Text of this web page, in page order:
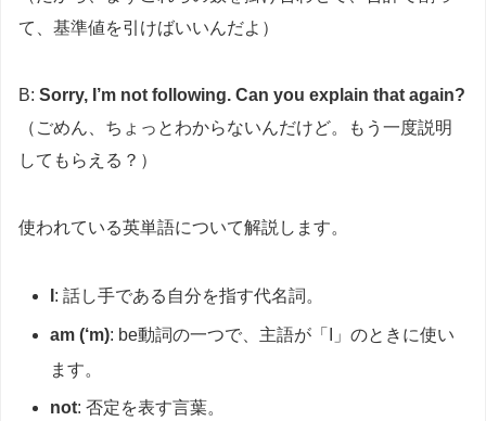
て、基準値を引けばいいんだよ）
B: Sorry, I’m not following. Can you explain that again?
（ごめん、ちょっとわからないんだけど。もう一度説明
してもらえる？）
使われている英単語について解説します。
: 話し手である自分を指す代名詞。
am (‘m): be動詞の一つで、主語が「I」のときに使い
ます。
not: 否定を表す言葉。